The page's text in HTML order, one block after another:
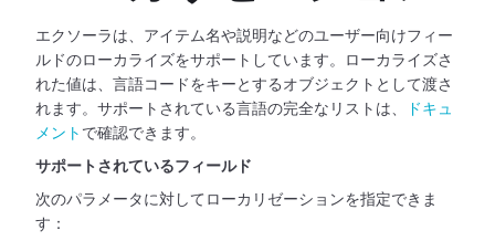
エクソーラは、アイテム名や説明などのユーザー向けフィー
ルドのローカライズをサポートしています。ローカライズさ
れた値は、言語コードをキーとするオブジェクトとして渡さ
れます。サポートされている言語の完全なリストは、
ドキュ
メント で確認できます。
サポートされているフィールド
次のパラメータに対してローカリゼーションを指定できま
す：